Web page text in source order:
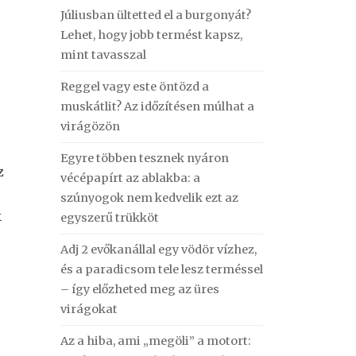
Júliusban ültetted el a burgonyát?
Lehet, hogy jobb termést kapsz,
mint tavasszal
Reggel vagy este öntözd a
muskátlit? Az időzítésen múlhat a
virágözön
Egyre többen tesznek nyáron
vécépapírt az ablakba: a
szúnyogok nem kedvelik ezt az
egyszerű trükköt
Adj 2 evőkanállal egy vödör vízhez,
és a paradicsom tele lesz terméssel
– így előzheted meg az üres
virágokat
Az a hiba, ami „megöli” a motort: